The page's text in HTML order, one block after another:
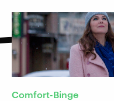
Comfort-Binge